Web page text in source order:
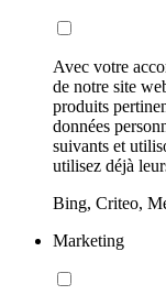
Avec votre
de notre site
produits
données
suivants et
utilisez déjà
Bing, Criteo,
Marketing